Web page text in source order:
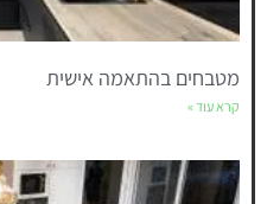
מטבחים בהתאמה אישית
קרא עוד »